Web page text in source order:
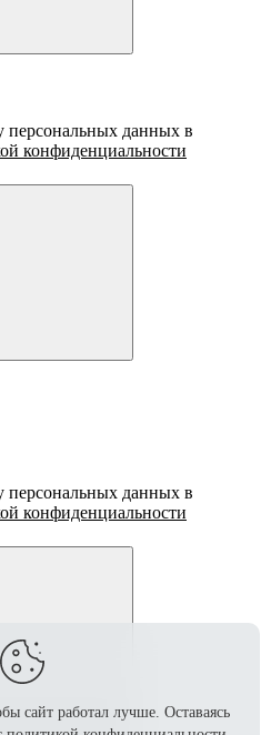
персональных данных в
конфиденциальности
персональных данных в
конфиденциальности
сайт работал лучше. Оставаясь